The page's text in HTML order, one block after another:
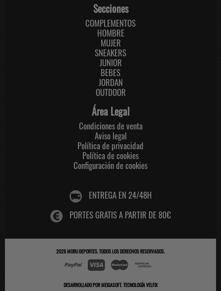
Secciones
COMPLEMENTOS
HOMBRE
MUJER
SNEAKERS
JUNIOR
BEBES
JORDAN
OUTDOOR
Área Legal
Condiciones de venta
Aviso legal
Política de privacidad
Política de cookies
Configuración de cookies
ENTREGA EN 24/48H
PORTES GRATIS A PARTIR DE 80€
2026MOBU DEPORTES. TODOS LOS DERECHOS RESERVADOS.
DESARROLLADO PORMEIGASOFT.TECNOLOGÍA VELFIX